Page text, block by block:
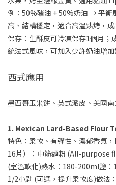
例：50%豬油 + 50%奶油 → 平衡
高、結構穩定，適合高溫烘烤，
保存：生酥皮可冷凍保存1個月；
統法式風味，可加入少許奶油增加
西式應用
墨西哥玉米餅、英式派皮、美國
1. Mexican Lard-Based Flour
特色：柔軟、有彈性、濃郁香氣
16片）：中筋麵粉 (All-purpose
(室溫軟化)熱水：180-200ml鹽
1/2小匙 (可選，提升柔軟度)做法